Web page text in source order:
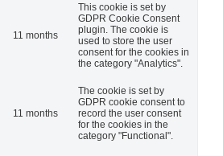
11 months
This cookie is set by
GDPR Cookie Consent
plugin. The cookie is
used to store the user
consent for the cookies in
the category "Analytics".
11 months
The cookie is set by
GDPR cookie consent to
record the user consent
for the cookies in the
category "Functional".